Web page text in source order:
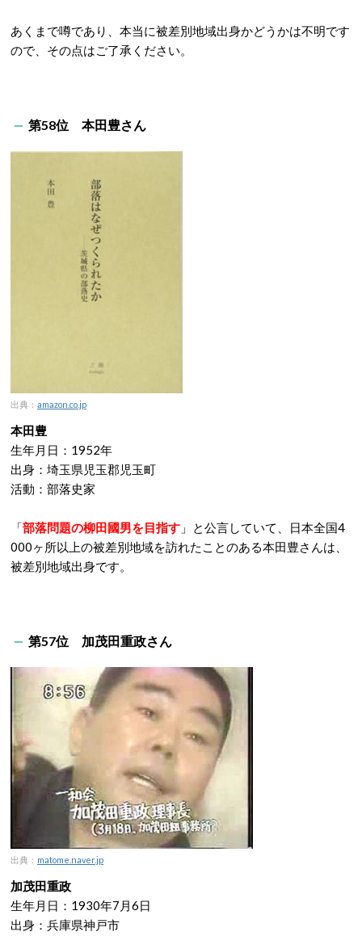
あくまで噂であり、本当に被差別地域出身かどうかは不明です
ので、その点はご了承ください。
第58位 本田豊さん
出典： amazon.co.jp
本田豊
生年月日：1952年
出身：埼玉県児玉郡児玉町
活動：部落史家
「部落問題の柳田國男を目指す 」と公言していて、日本全国4
000ヶ所以上の被差別地域を訪れたことのある本田豊さんは、
被差別地域出身です。
第57位 加茂田重政さん
出典： matome.naver.jp
加茂田重政
生年月日：1930年7月6日
出身：兵庫県神戸市